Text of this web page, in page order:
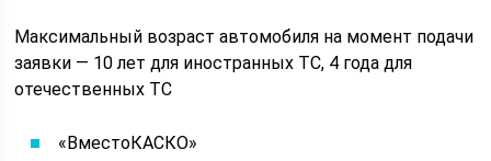
Максимальный возраст автомобиля на момент подачи
заявки — 10 лет для иностранных ТС, 4 года для
отечественных ТС
«ВместоКАСКО»